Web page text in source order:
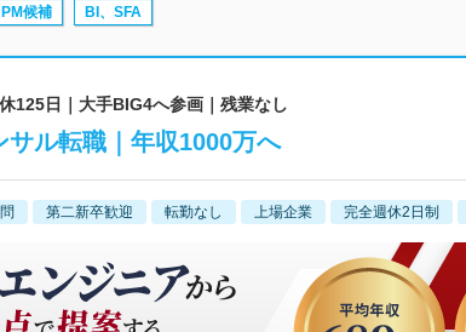
候補 BI、SFA
125日｜大手BIG4へ参画｜残業なし
サル転職｜年収1000万へ
第二新卒歓迎 転勤なし 上場企業 完全週休2日制